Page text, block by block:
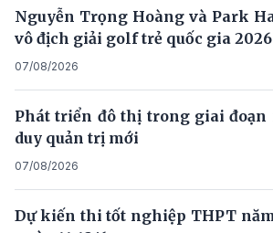
Nguyễn Trọng Hoàng và Park
vô địch giải golf trẻ quốc gia 2026
07/08/2026
Phát triển đô thị trong giai đoạn
duy quản trị mới
07/08/2026
Dự kiến thi tốt nghiệp THPT